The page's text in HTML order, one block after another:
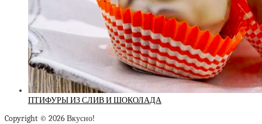
ПТИФУРЫ ИЗ СЛИВ И ШОКОЛАДА
Copyright © 2026 Вкусно!